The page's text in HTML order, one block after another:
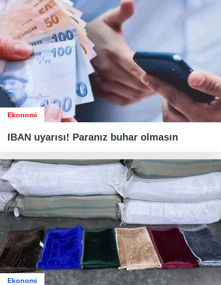
Ekonomi
IBAN uyarısı! Paranız buhar olmasın
Ekonomi